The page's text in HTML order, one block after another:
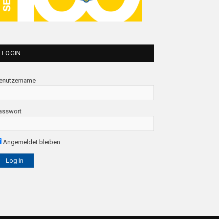
LOGIN
Angemeldet bleiben